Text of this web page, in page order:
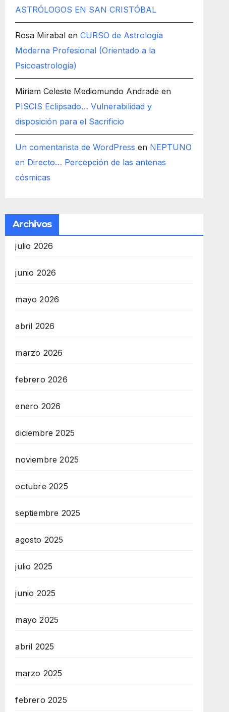
ASTRÓLOGOS EN SAN CRISTÓBAL
Rosa Mirabal enCURSO de Astrología
Moderna Profesional (Orientado a la
Psicoastrología)
Miriam Celeste Mediomundo Andrade en
PISCIS Eclipsado… Vulnerabilidad y
disposición para el Sacrificio
Un comentarista de WordPress en NEPTUNO
en Directo… Percepción de las antenas
cósmicas
Archivos
julio 2026
junio 2026
mayo 2026
abril 2026
marzo 2026
febrero 2026
enero 2026
diciembre 2025
noviembre 2025
octubre 2025
septiembre 2025
agosto 2025
julio 2025
junio 2025
mayo 2025
abril 2025
marzo 2025
febrero 2025